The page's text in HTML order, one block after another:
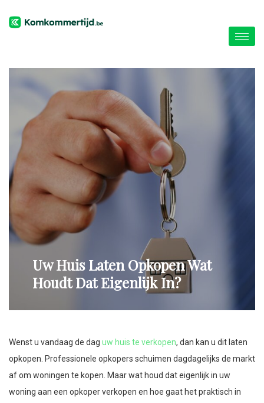
Uw Huis Laten Opkopen Wat
Houdt Dat Eigenlijk In?
Wenst u vandaag de dag uw huis te verkopen, dan kan u dit laten
opkopen. Professionele opkopers schuimen dagdagelijks de markt
af om woningen te kopen. Maar wat houd dat eigenlijk in uw
woning aan een opkoper verkopen en hoe gaat het praktisch in